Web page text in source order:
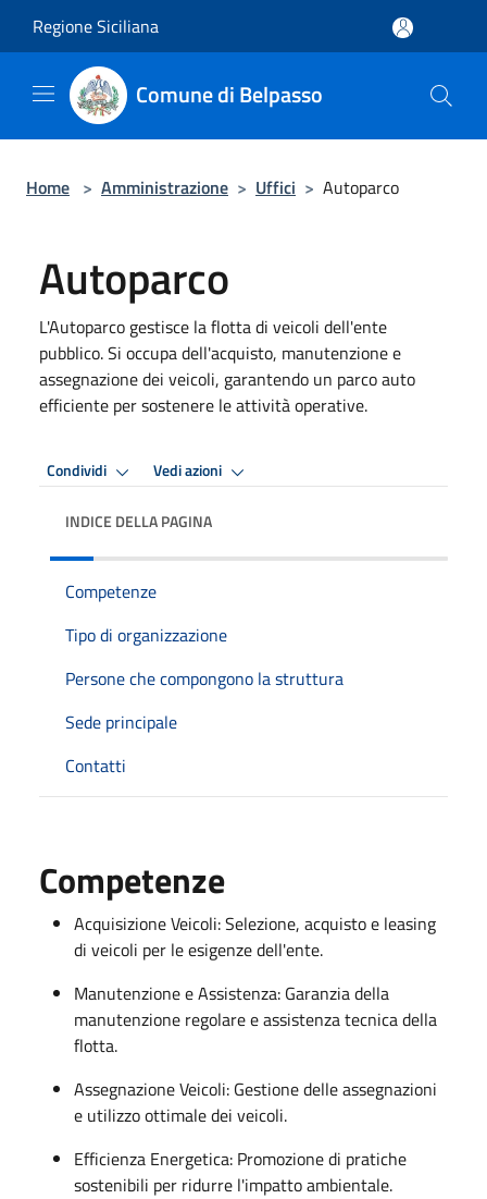
Regione Siciliana
Comune di Belpasso
Home > Amministrazione > Uffici > Autoparco
Autoparco
L'Autoparco gestisce la flotta di veicoli dell'ente
pubblico. Si occupa dell'acquisto, manutenzione e
assegnazione dei veicoli, garantendo un parco auto
efficiente per sostenere le attività operative.
Condividi Vedi azioni
INDICE DELLA PAGINA
Competenze
Tipo di organizzazione
Persone che compongono la struttura
Sede principale
Contatti
Competenze
Acquisizione Veicoli: Selezione, acquisto e leasing
di veicoli per le esigenze dell'ente.
Manutenzione e Assistenza: Garanzia della
manutenzione regolare e assistenza tecnica della
flotta.
Assegnazione Veicoli: Gestione delle assegnazioni
e utilizzo ottimale dei veicoli.
Efficienza Energetica: Promozione di pratiche
sostenibili per ridurre l'impatto ambientale.